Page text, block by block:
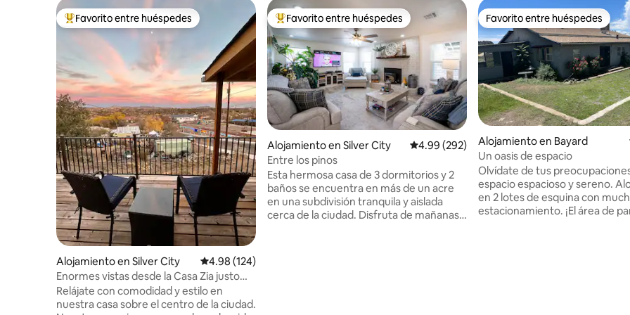
Favorito entre huéspedes preferido
Favorito entre huéspedes
Alojamiento en Silver City Calificación promedio: 4.98 de 5, 124 reseñas
4.98 (124)
Enormes vistas desde la Casa Zia justo
encima del centro de la ciudad
Relájate con comodidad y estilo en
nuestra casa sobre el centro de la ciudad.
Favorito entre huéspedes preferido
Favorito entre huéspedes
Alojamiento en Silver City Calificación promedio: 4.99 de 5, 292 reseñas
4.99 (292)
Entre los pinos
Esta hermosa casa de 3 dormitorios y 2
baños se encuentra en más de un acre
en una subdivisión tranquila y aislada
cerca de la ciudad. Disfruta de mañanas
Favorito entre huéspedes
Favorito entre huéspedes
Alojamiento en Bayard
Un oasis de espacio
Olvídate de tus
espacio espacioso y sereno.
en 2 lotes de esquina con
estacionamiento. ¡El área de parrilla